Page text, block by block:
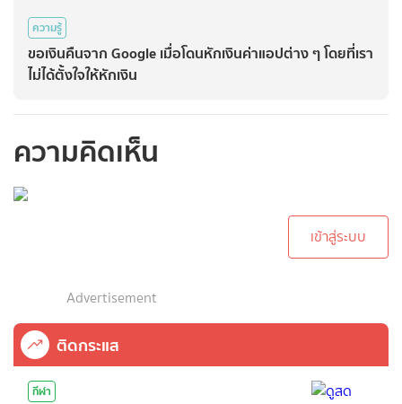
ความรู้
ขอเงินคืนจาก Google เมื่อโดนหักเงินค่าแอปต่าง ๆ โดยที่เรา
ไม่ได้ตั้งใจให้หักเงิน
ความคิดเห็น
เข้าสู่ระบบ
Advertisement
ติดกระแส
กีฬา